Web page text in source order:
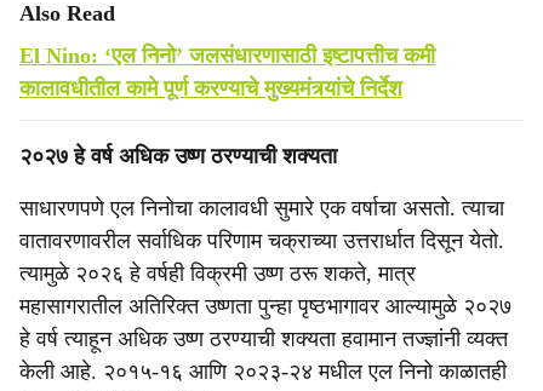
Also Read
El Nino: ‘एल निनो’ जलसंधारणासाठी इष्टापत्तीच कमी
कालावधीतील कामे पूर्ण करण्याचे मुख्यमंत्र्यांचे निर्देश
२०२७ हे वर्ष अधिक उष्ण ठरण्याची शक्यता
साधारणपणे एल निनोचा कालावधी सुमारे एक वर्षाचा असतो. त्याचा
वातावरणावरील सर्वाधिक परिणाम चक्राच्या उत्तरार्धात दिसून येतो.
त्यामुळे २०२६ हे वर्षही विक्रमी उष्ण ठरू शकते, मात्र
महासागरातील अतिरिक्त उष्णता पुन्हा पृष्ठभागावर आल्यामुळे २०२७
हे वर्ष त्याहून अधिक उष्ण ठरण्याची शक्यता हवामान तज्ज्ञांनी व्यक्त
केली आहे. २०१५-१६ आणि २०२३-२४ मधील एल निनो काळातही